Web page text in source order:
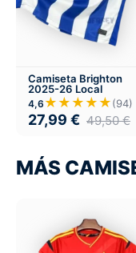
Camiseta Brighton
2025-26 Local
4,6 ★★★★★(94)
27,99 € 49,50€
MÁS